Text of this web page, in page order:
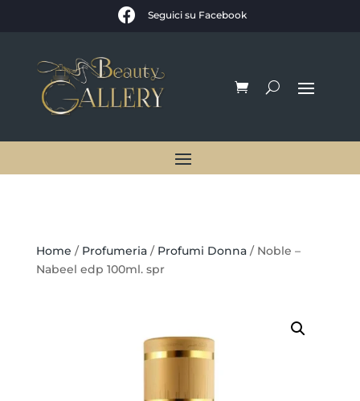
 Seguici su Facebook
Home / Profumeria/ Profumi Donna/ Noble –
Nabeel edp 100ml. spr